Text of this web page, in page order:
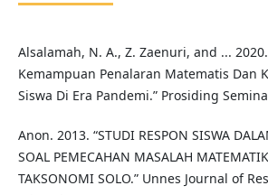
Alsalamah, N. A., Z. Zaenuri, and ...
Kemampuan Penalaran Matematis Dan
Siswa Di Era Pandemi.” Prosiding
Anon. 2013. “STUDI RESPON SISWA
SOAL PEMECAHAN MASALAH
TAKSONOMI SOLO.” Unnes Journal of